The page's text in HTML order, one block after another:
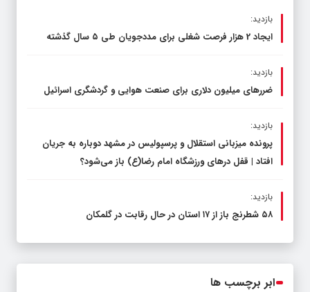
بازدید:
ایجاد 2 هزار فرصت شغلی برای مددجویان طی ۵ سال گذشته
بازدید:
ضررهای میلیون دلاری برای صنعت هوایی و گردشگری اسرائیل
بازدید:
پرونده میزبانی استقلال و پرسپولیس در مشهد دوباره به جریان
افتاد | قفل در‌های ورزشگاه امام رضا(ع) باز می‌شود؟
بازدید:
۵۸ شطرنج‌ باز از ۱۷ استان در حال رقابت در گلمکان
ابر برچسب ها